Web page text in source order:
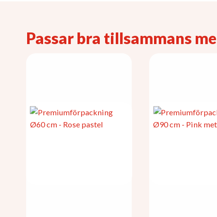
Passar bra tillsammans